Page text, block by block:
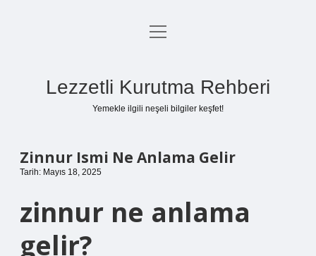
Anasayfa
menüyü
Lezzetli Kurutma Rehberi
Yemekle ilgili neşeli bilgiler keşfet!
Zinnur Ismi Ne Anlama Gelir
Tarih: Mayıs 18, 2025
zinnur ne anlama
gelir?